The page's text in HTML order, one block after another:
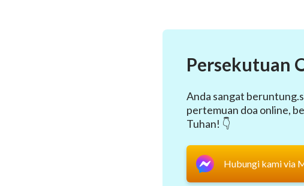
Persekutuan
Anda sangat
pertemuan doa online,
Tuhan! 👇
Hubungi kami via